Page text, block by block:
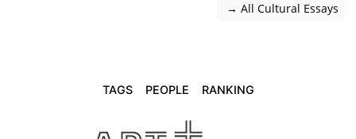
→ All Cultural Essays
TAGS PEOPLE RANKING